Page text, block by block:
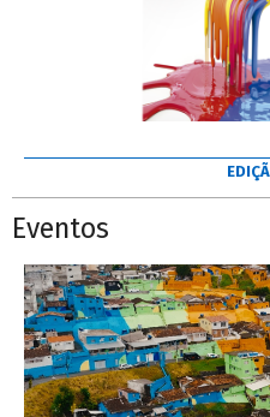
Eventos